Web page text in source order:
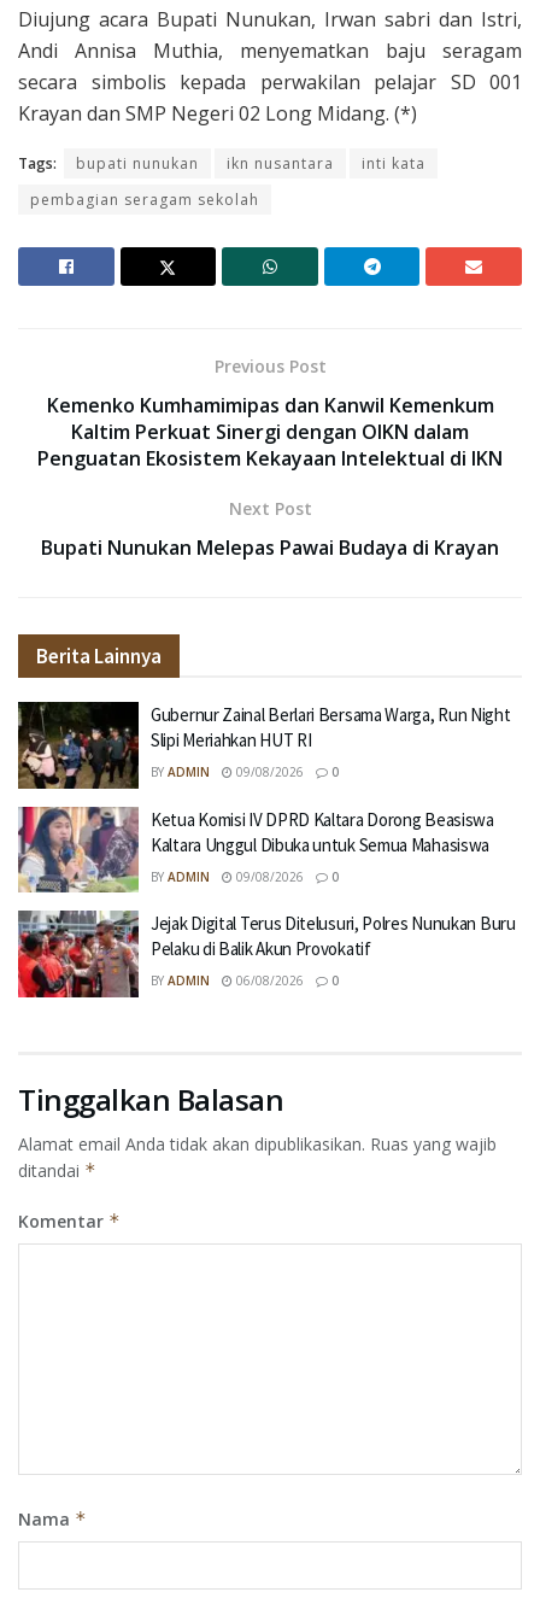
Diujung acara Bupati Nunukan, Irwan sabri dan Istri,
Andi Annisa Muthia, menyematkan baju seragam
secara simbolis kepada perwakilan pelajar SD 001
Krayan dan SMP Negeri 02 Long Midang. (*)
Tags: bupati nunukan ikn nusantara
inti kata
pembagian seragam sekolah
Previous Post
Kemenko Kumhamimipas dan Kanwil Kemenkum
Kaltim Perkuat Sinergi dengan OIKN dalam
Penguatan Ekosistem Kekayaan Intelektual di IKN
Next Post
Bupati Nunukan Melepas Pawai Budaya di Krayan
Berita Lainnya
Gubernur Zainal Berlari Bersama Warga, Run Night
Slipi Meriahkan HUT RI
BY ADMIN 09/08/2026 0
Ketua Komisi IV DPRD Kaltara Dorong Beasiswa
Kaltara Unggul Dibuka untuk Semua Mahasiswa
BY ADMIN 09/08/2026 0
Jejak Digital Terus Ditelusuri, Polres Nunukan Buru
Pelaku di Balik Akun Provokatif
BY ADMIN 06/08/2026 0
Tinggalkan Balasan
Alamat email Anda tidak akan dipublikasikan. Ruas yang wajib
ditandai *
Komentar *
Nama *